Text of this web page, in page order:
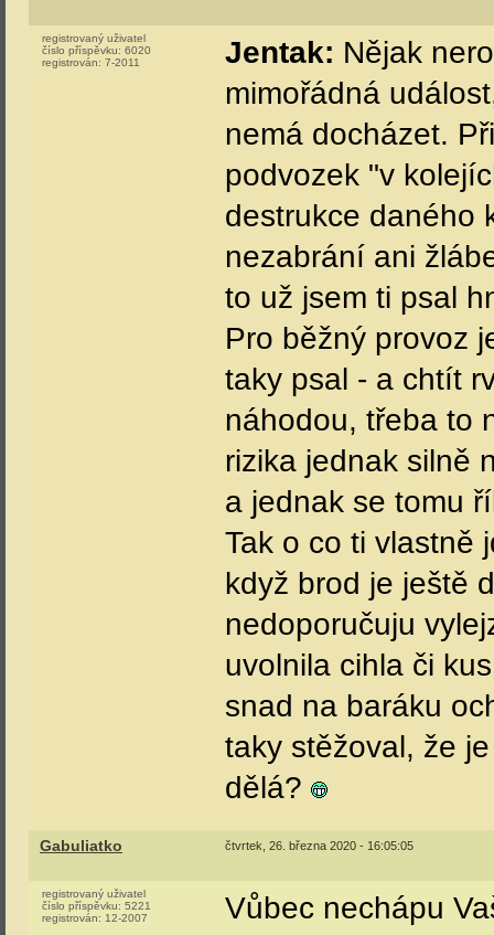
registrovaný uživatel
číslo příspěvku: 6020
registrován: 7-2011 Jentak: Nějak
mimořádná
nemá docházet.
podvozek "v
destrukce daného
nezabrání ani
to už jsem ti psal
Pro běžný provoz
taky psal - a chtít
náhodou, třeba to
rizika jednak silně
a jednak se tomu
Tak o co ti vlastně
když brod je ještě
nedoporučuju
uvolnila cihla či
snad na baráku
taky stěžoval, že
dělá?
Gabuliatko čtvrtek, 26. března 2020 - 16:05:05
registrovaný uživatel
číslo příspěvku: 5221
registrován: 12-2007
Vůbec nechápu